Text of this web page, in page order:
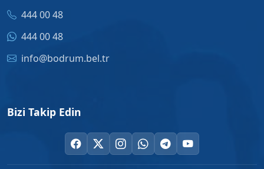
444 00 48
444 00 48
info@bodrum.bel.tr
Bizi Takip Edin